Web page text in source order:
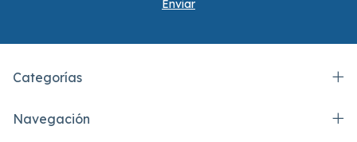
Categorías
Navegación